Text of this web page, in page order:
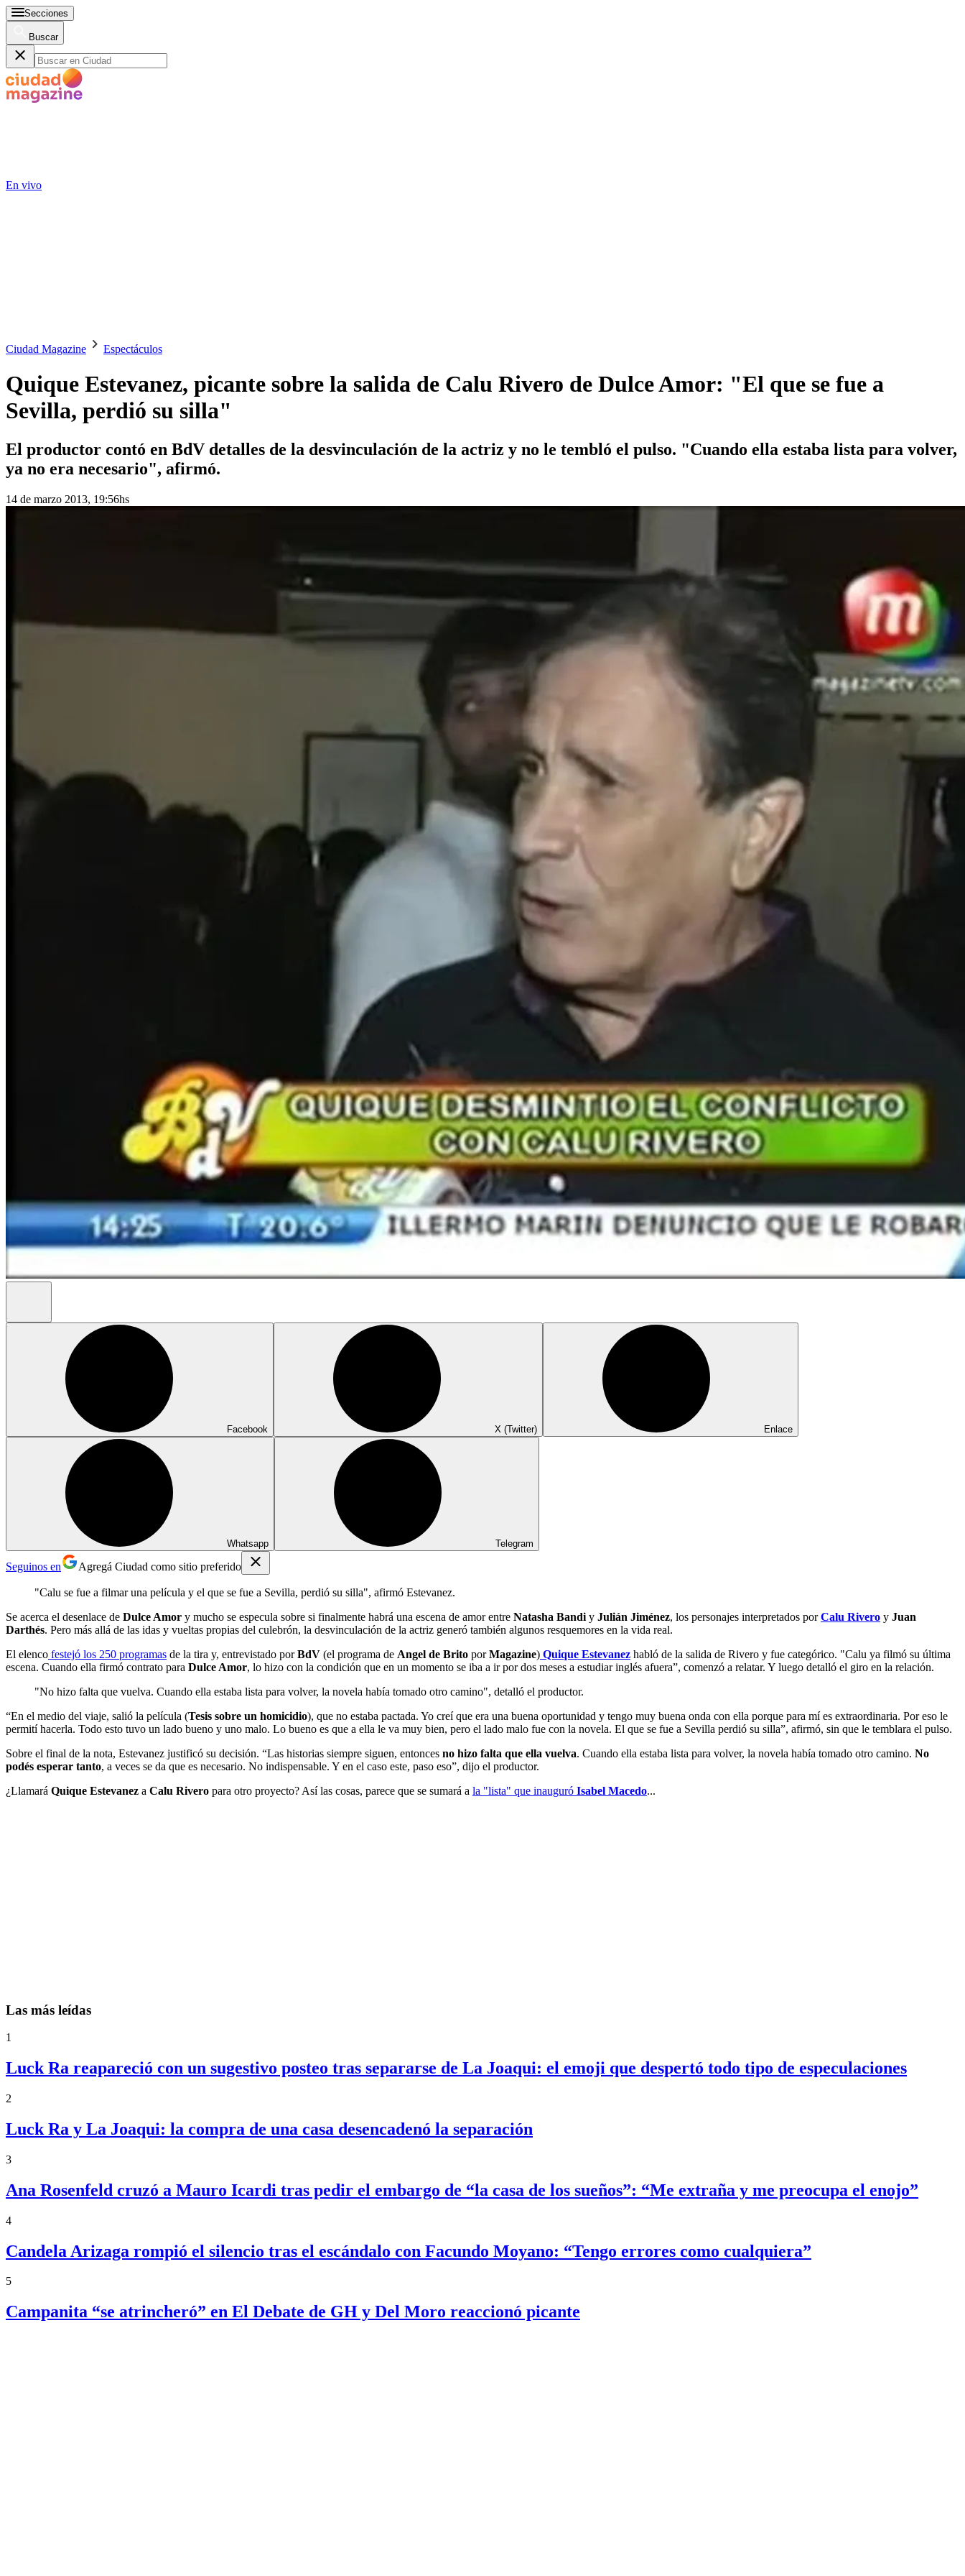
Secciones
Buscar
En vivo
Ciudad Magazine Espectáculos
Quique Estevanez, picante sobre la salida de Calu Rivero de Dulce Amor: "El que se fue a
Sevilla, perdió su silla"
El productor contó en BdV detalles de la desvinculación de la actriz y no le tembló el pulso. "Cuando ella estaba lista para volver,
ya no era necesario", afirmó.
14 de marzo 2013, 19:56hs
Facebook X (Twitter) Enlace
Whatsapp Telegram
Seguinos en Agregá Ciudad como sitio preferido
"Calu se fue a filmar una película y el que se fue a Sevilla, perdió su silla", afirmó Estevanez.
Se acerca el desenlace de Dulce Amor y mucho se especula sobre si finalmente habrá una escena de amor entre Natasha Bandi y Julián Jiménez, los personajes interpretados porCalu Rivero y Juan
Darthés. Pero más allá de las idas y vueltas propias del culebrón, la desvinculación de la actriz generó también algunos resquemores en la vida real.
El elenco festejó los 250 programas de la tira y, entrevistado porBdV (el programa de Angel de Brito porMagazine) Quique Estevanez habló de la salida de Rivero y fue categórico. "Calu ya filmó su última
escena. Cuando ella firmó contrato para Dulce Amor, lo hizo con la condición que en un momento se iba a ir por dos meses a estudiar inglés afuera”, comenzó a relatar. Y luego detalló el giro en la relación.
"No hizo falta que vuelva. Cuando ella estaba lista para volver, la novela había tomado otro camino", detalló el productor.
“En el medio del viaje, salió la película (Tesis sobre un homicidio), que no estaba pactada. Yo creí que era una buena oportunidad y tengo muy buena onda con ella porque para mí es extraordinaria. Por eso le
permití hacerla. Todo esto tuvo un lado bueno y uno malo. Lo bueno es que a ella le va muy bien, pero el lado malo fue con la novela. El que se fue a Sevilla perdió su silla”, afirmó, sin que le temblara el pulso.
Sobre el final de la nota, Estevanez justificó su decisión. “Las historias siempre siguen, entonces no hizo falta que ella vuelva. Cuando ella estaba lista para volver, la novela había tomado otro camino. No
podés esperar tanto, a veces se da que es necesario. No indispensable. Y en el caso este, paso eso”, dijo el productor.
¿Llamará Quique Estevanez a Calu Rivero para otro proyecto? Así las cosas, parece que se sumará a la "lista" que inauguró Isabel Macedo...
Las más leídas
1
Luck Ra reapareció con un sugestivo posteo tras separarse de La Joaqui: el emoji que despertó todo tipo de especulaciones
2
Luck Ra y La Joaqui: la compra de una casa desencadenó la separación
3
Ana Rosenfeld cruzó a Mauro Icardi tras pedir el embargo de “la casa de los sueños”: “Me extraña y me preocupa el enojo”
4
Candela Arizaga rompió el silencio tras el escándalo con Facundo Moyano: “Tengo errores como cualquiera”
5
Campanita “se atrincheró” en El Debate de GH y Del Moro reaccionó picante